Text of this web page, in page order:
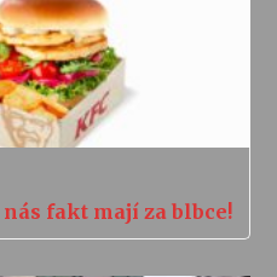
fakt mají za blbce!